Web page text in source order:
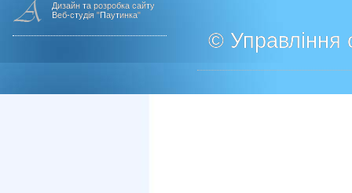
Дизайн та розробка сайту
Веб-студія "Паутинка"
© Управління